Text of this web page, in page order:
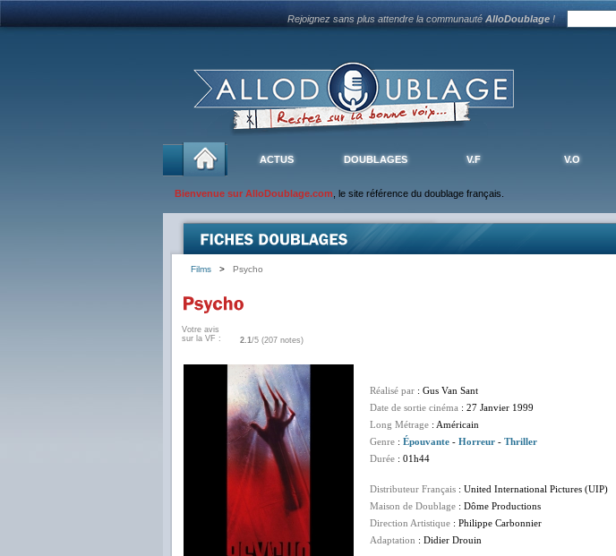
Rejoignez sans plus attendre la communautéAlloDoublage !
ACTUS DOUBLAGES V.F V.O
Bienvenue sur AlloDoublage.com , le site référence du doublage français.
Films > Psycho
Votre avis
sur la VF :
2.1/5 (207 notes)
Réalisé par : Gus Van Sant
Date de sortie cinéma : 27 Janvier 1999
Long Métrage : Américain
Genre : Épouvante - Horreur - Thriller
Durée : 01h44
Distributeur Français : United International Pictures (UIP)
Maison de Doublage : Dôme Productions
Direction Artistique : Philippe Carbonnier
Adaptation : Didier Drouin